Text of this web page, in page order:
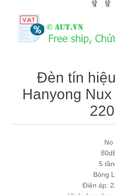
Động cơ servo 2 phase
Động cơ bước 2 phase
Chưa Phân Loại
Phụ Kiện Siemens
Đèn tín
Hanyong
No
5
Bóng
Điện áp: